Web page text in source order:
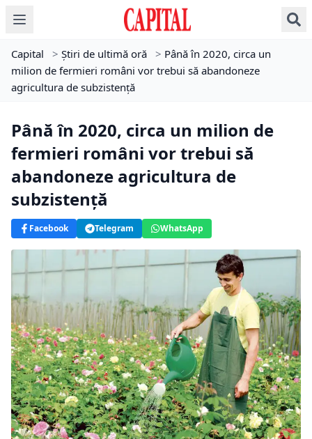
Capital > Știri de ultimă oră > Până în 2020, circa un
milion de fermieri români vor trebui să abandoneze
agricultura de subzistenţă
Până în 2020, circa un milion de
fermieri români vor trebui să
abandoneze agricultura de
subzistenţă
Facebook Telegram WhatsApp